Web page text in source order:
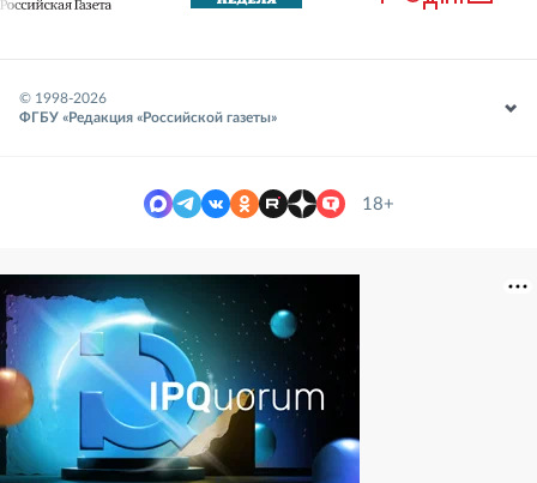
© 1998-2026
ФГБУ «Редакция «Российской газеты»
18+